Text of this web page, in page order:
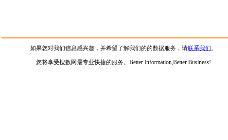
如果您对我们信息感兴趣，并希望了解我们的的数据服务，请联系我们。
您将享受搜数网最专业快捷的服务。Better Information,Better Business!